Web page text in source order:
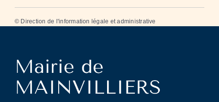
© Direction de l'information légale et administrative